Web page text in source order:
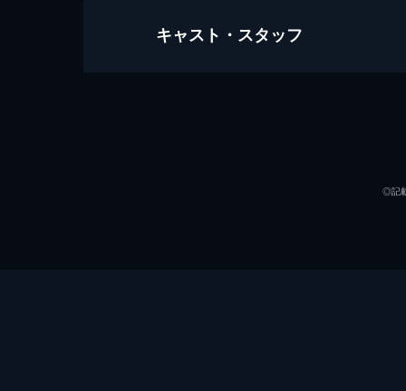
マスカレード・ホテル
キャスト・スタッフ
◎記